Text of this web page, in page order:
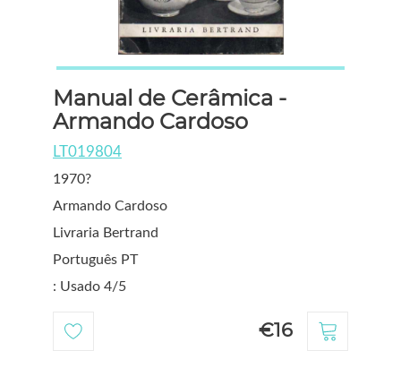
Manual de Cerâmica -
Armando Cardoso
LT019804
1970?
Armando Cardoso
Livraria Bertrand
Português PT
: Usado 4/5
€16